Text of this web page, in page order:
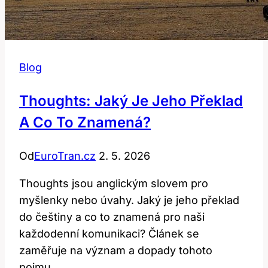
Blog
Thoughts: Jaký Je Jeho Překlad
A Co To Znamená?
OdEuroTran.cz 2. 5. 2026
Thoughts jsou anglickým slovem pro
myšlenky nebo úvahy. Jaký je jeho překlad
do češtiny a co to znamená pro naši
každodenní komunikaci? Článek se
zaměřuje na význam a dopady tohoto